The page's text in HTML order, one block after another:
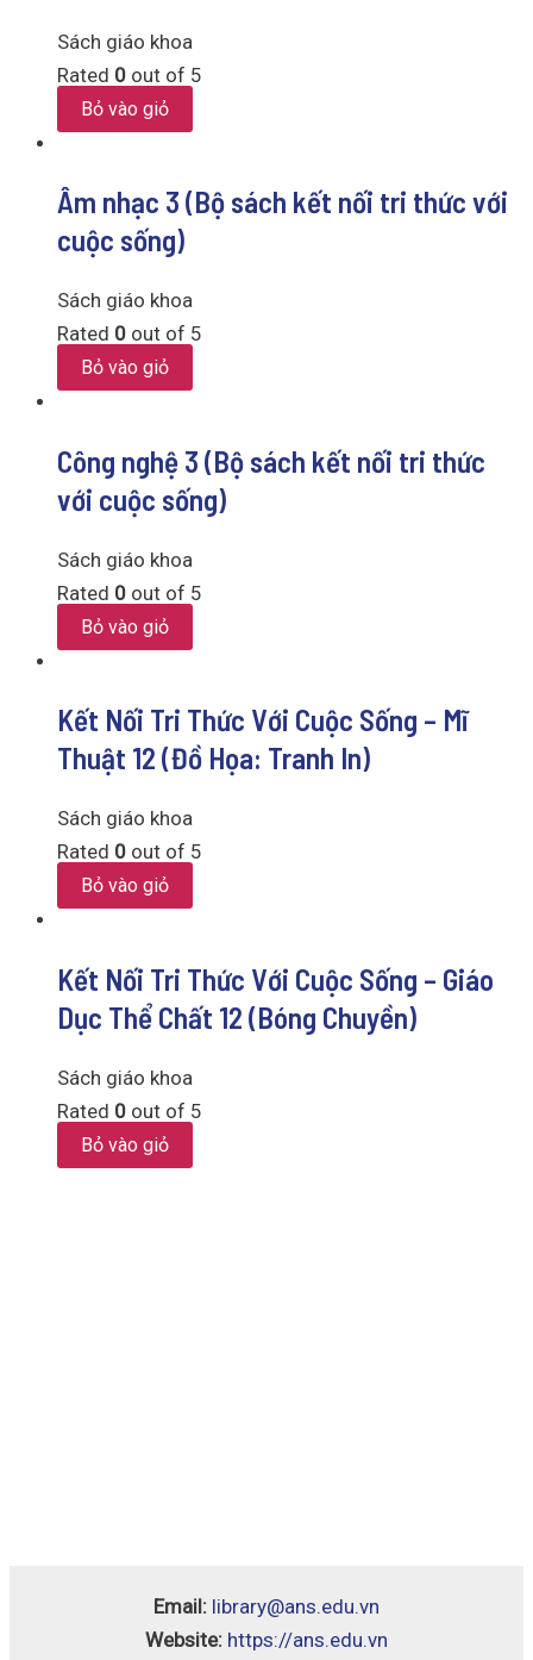
Sách giáo khoa
Rated 0 out of 5
Bỏ vào giỏ
Âm nhạc 3 (Bộ sách kết nối tri thức với
cuộc sống)
Sách giáo khoa
Rated 0 out of 5
Bỏ vào giỏ
Công nghệ 3 (Bộ sách kết nối tri thức
với cuộc sống)
Sách giáo khoa
Rated 0 out of 5
Bỏ vào giỏ
Kết Nối Tri Thức Với Cuộc Sống – Mĩ
Thuật 12 (Đồ Họa: Tranh In)
Sách giáo khoa
Rated 0 out of 5
Bỏ vào giỏ
Kết Nối Tri Thức Với Cuộc Sống – Giáo
Dục Thể Chất 12 (Bóng Chuyền)
Sách giáo khoa
Rated 0 out of 5
Bỏ vào giỏ
Email: library@ans.edu.vn
Website: https://ans.edu.vn